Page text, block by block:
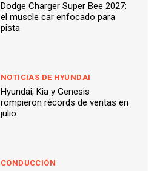
Dodge Charger Super Bee 2027:
el muscle car enfocado para
pista
NOTICIAS DE HYUNDAI
Hyundai, Kia y Genesis
rompieron récords de ventas en
julio
CONDUCCIÓN